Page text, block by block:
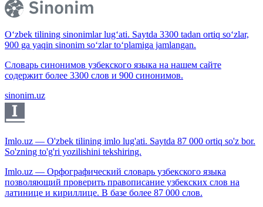
O‘zbek tilining sinonimlar lug‘ati. Saytda 3300 tadan ortiq so‘zlar,
900 ga yaqin sinonim so‘zlar to‘plamiga jamlangan.
Словарь синонимов узбекского языка на нашем сайте
содержит более 3300 слов и 900 синонимов.
sinonim.uz
Imlo.uz — O'zbek tilining imlo lug'ati. Saytda 87 000 ortiq so'z bor.
So'zning to'g'ri yozilishini tekshiring.
Imlo.uz — Орфографический словарь узбекского языка
позволяющий проверить правописание узбекских слов на
латинице и кириллице. В базе более 87 000 слов.